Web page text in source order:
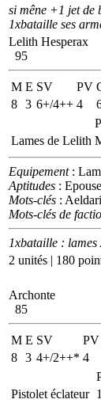
si mêne +1 jet de
1xbataille ses
Lelith Hesperax
95
M E SV PV
8 3 6+/4++ 4
Lames de Lelith
Equipement:
Aptitudes :
Mots-clés :
Mots-clés de
1xbataille :
2 unités | 180
Archonte
85
M E SV PV
8 3 4+/2++* 4
Pistolet éclateur